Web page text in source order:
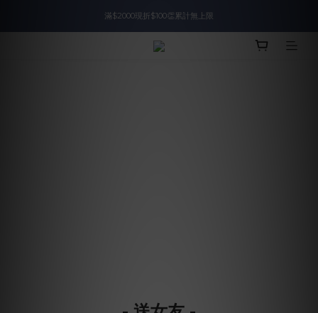
入會即領$888購物金🙌
滿$2000現折$100👏累計無上限
入會即領$888購物金🙌